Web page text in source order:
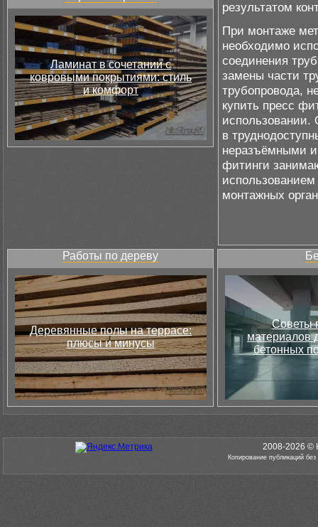
Ламинат в сочетании с
ковровыми покрытиями: стиль
и комфорт
результатом
При монтаже
необходимо
соединения
замены части
трубопровода,
купить пресс
использовании.
в
неразъёмными и
фитинги
монтажных
Работы по дереву
Деревянные полы на террасе:
плюсы и минусы
Советы
материалов
бетонных
2008-2026 ©
Копирование публикаций